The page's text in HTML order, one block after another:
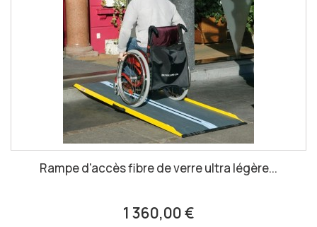
Rampe d'accès fibre de verre ultra légère...
1 360,00 €